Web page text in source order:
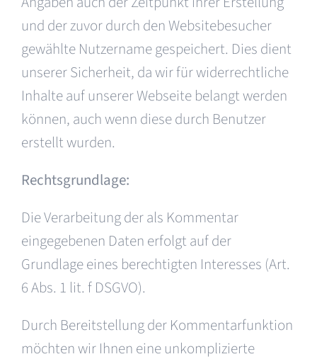
und der zuvor durch den Websitebesucher
gewählte Nutzername gespeichert. Dies dient
unserer Sicherheit, da wir für widerrechtliche
Inhalte auf unserer Webseite belangt werden
können, auch wenn diese durch Benutzer
erstellt wurden.
Rechtsgrundlage:
Die Verarbeitung der als Kommentar
eingegebenen Daten erfolgt auf der
Grundlage eines berechtigten Interesses (Art.
6 Abs. 1 lit. f DSGVO).
Durch Bereitstellung der Kommentarfunktion
möchten wir Ihnen eine unkomplizierte